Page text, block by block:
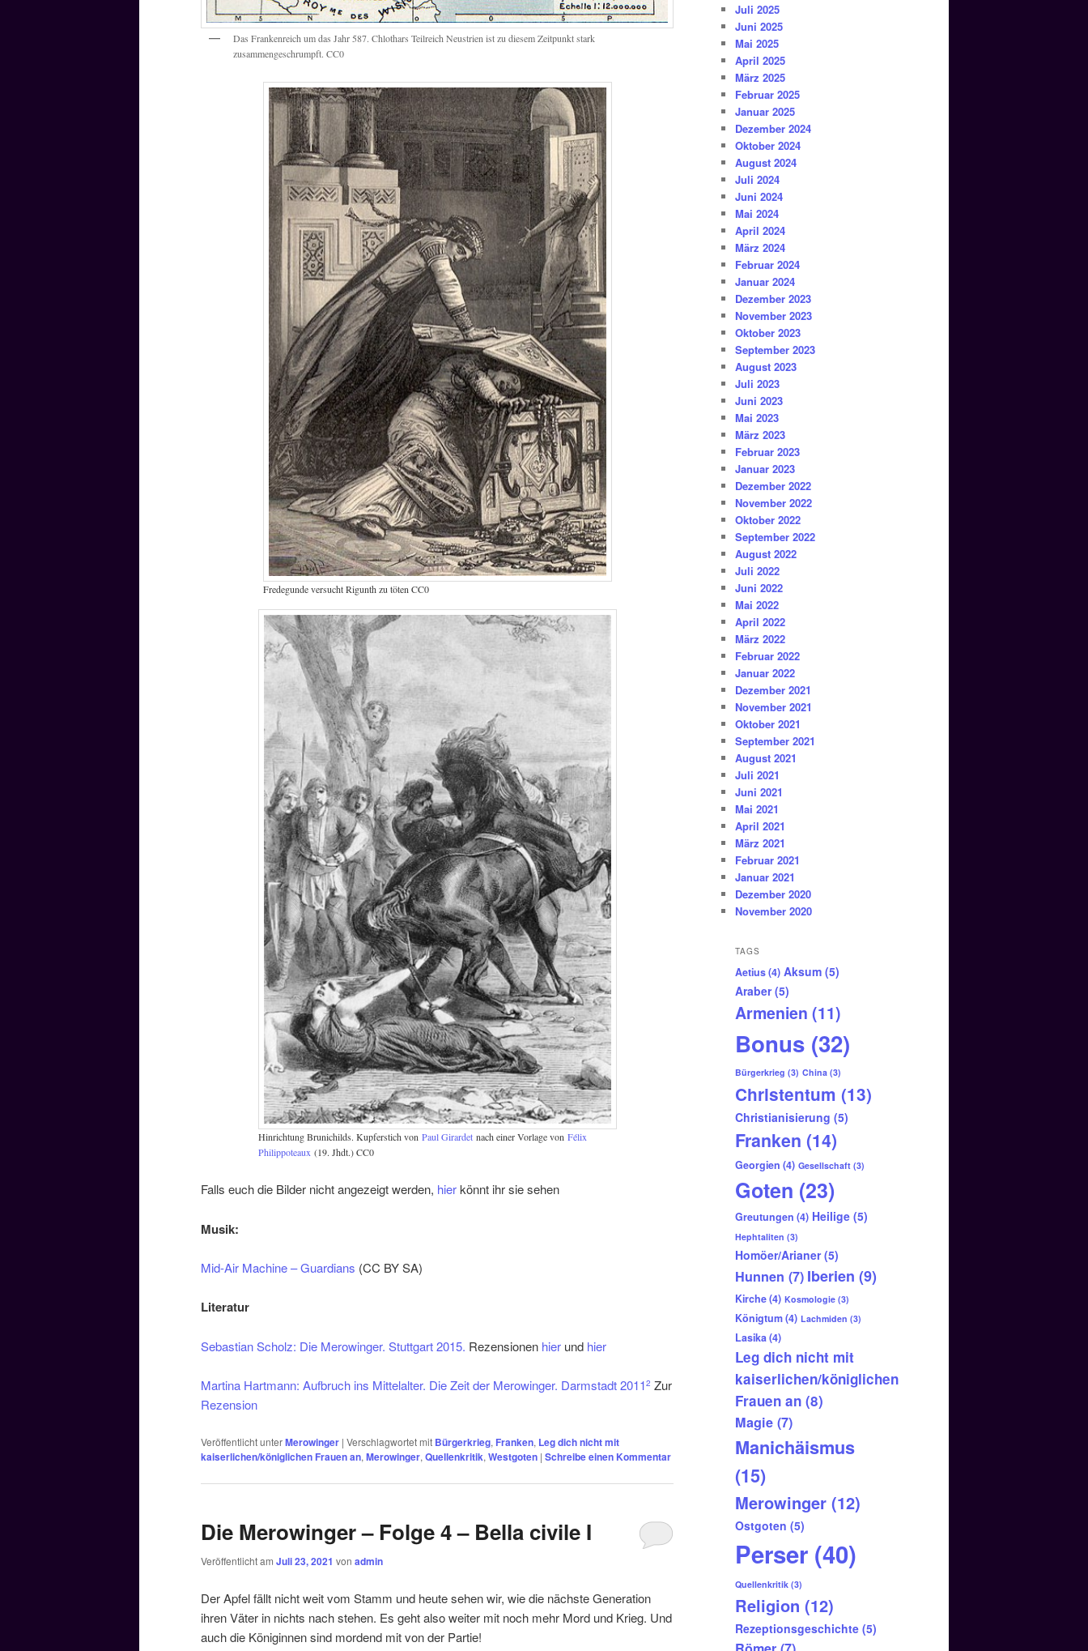
Das Frankenreich um das Jahr 587. Chlothars Teilreich Neustrien ist zu diesem Zeitpunkt stark
zusammengeschrumpft. CC0
Fredegunde versucht Rigunth zu töten CC0
Hinrichtung Brunichilds. Kupferstich von Paul Girardetnach einer Vorlage von Félix
Philippoteaux (19. Jhdt.) CC0
Falls euch die Bilder nicht angezeigt werden, hierkönnt ihr sie sehen
Musik:
Mid-Air Machine – Guardians (CC BY SA)
Literatur
Sebastian Scholz: Die Merowinger. Stuttgart 2015. Rezensionen hier und hier
Martina Hartmann: Aufbruch ins Mittelalter. Die Zeit der Merowinger. Darmstadt 20112 Zur
Rezension
Veröffentlicht unterMerowinger | Verschlagwortet mit Bürgerkrieg, Franken, Leg dich nicht mit
kaiserlichen/königlichen Frauen an, Merowinger, Quellenkritik, Westgoten | Schreibe einen Kommentar
Die Merowinger – Folge 4 – Bella civile I
Veröffentlicht am Juli 23, 2021 von admin
Der Apfel fällt nicht weit vom Stamm und heute sehen wir, wie die nächste Generation
ihren Väter in nichts nach stehen. Es geht also weiter mit noch mehr Mord und Krieg. Und
auch die Königinnen sind mordend mit von der Partie!
Juli 2025
Juni 2025
Mai 2025
April 2025
März 2025
Februar 2025
Januar 2025
Dezember 2024
Oktober 2024
August 2024
Juli 2024
Juni 2024
Mai 2024
April 2024
März 2024
Februar 2024
Januar 2024
Dezember 2023
November 2023
Oktober 2023
September 2023
August 2023
Juli 2023
Juni 2023
Mai 2023
März 2023
Februar 2023
Januar 2023
Dezember 2022
November 2022
Oktober 2022
September 2022
August 2022
Juli 2022
Juni 2022
Mai 2022
April 2022
März 2022
Februar 2022
Januar 2022
Dezember 2021
November 2021
Oktober 2021
September 2021
August 2021
Juli 2021
Juni 2021
Mai 2021
April 2021
März 2021
Februar 2021
Januar 2021
Dezember 2020
November 2020
TAGS
Aetius(4) Aksum (5)
Araber(5)
Armenien (11)
Bonus (32)
Bürgerkrieg (3) China (3)
Christentum (13)
Christianisierung (5)
Franken (14)
Georgien (4) Gesellschaft (3)
Goten (23)
Greutungen (4) Heilige (5)
Hephtaliten (3)
Homöer/Arianer(5)
Hunnen (7) Iberien (9)
Kirche(4) Kosmologie (3)
Königtum(4) Lachmiden (3)
Lasika(4)
Leg dich nicht mit
kaiserlichen/königlichen
Frauen an (8)
Magie (7)
Manichäismus
(15)
Merowinger (12)
Ostgoten (5)
Perser (40)
Quellenkritik (3)
Religion (12)
Rezeptionsgeschichte (5)